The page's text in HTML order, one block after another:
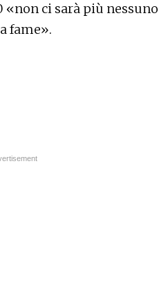
«non ci sarà più nessuno
fame».